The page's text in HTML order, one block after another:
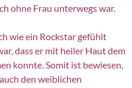
ohne Frau unterwegs war.
wie ein Rockstar gefühlt
dass er mit heiler Haut dem
konnte. Somit ist bewiesen,
den weiblichen